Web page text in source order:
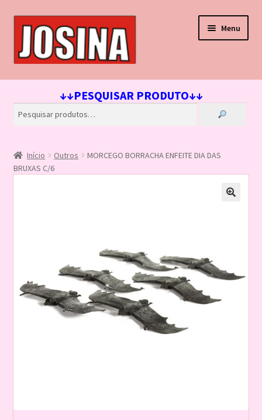
Pular
para
navegação
Pular
para
conteúdo
Menu
Início
Carrinho
Lista de Desejos
↓↓PESQUISAR PRODUTO↓↓
Início Outros
MORCEGO BORRACHA ENFEITE DIA DAS
BRUXAS C/6